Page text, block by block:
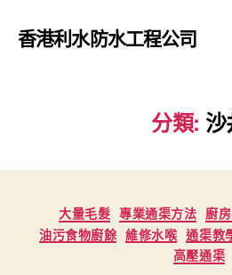
香港利水防水工程公司
分類: 沙
大量毛髮 專業通渠方法 廚
油污食物廚餘 維修水喉 通渠教
高壓通渠